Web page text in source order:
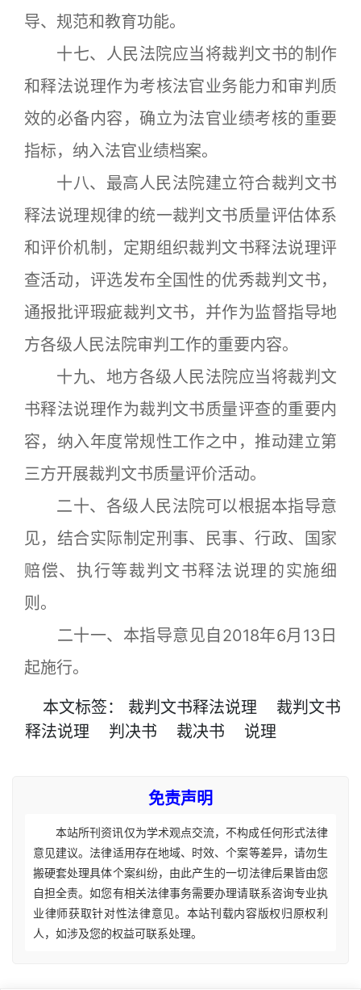
导、规范和教育功能。
十七、人民法院应当将裁判文书的制作
和释法说理作为考核法官业务能力和审判质
效的必备内容，确立为法官业绩考核的重要
指标，纳入法官业绩档案。
十八、最高人民法院建立符合裁判文书
释法说理规律的统一裁判文书质量评估体系
和评价机制，定期组织裁判文书释法说理评
查活动，评选发布全国性的优秀裁判文书，
通报批评瑕疵裁判文书，并作为监督指导地
方各级人民法院审判工作的重要内容。
十九、地方各级人民法院应当将裁判文
书释法说理作为裁判文书质量评查的重要内
容，纳入年度常规性工作之中，推动建立第
三方开展裁判文书质量评价活动。
二十、各级人民法院可以根据本指导意
见，结合实际制定刑事、民事、行政、国家
赔偿、执行等裁判文书释法说理的实施细
则。
二十一、本指导意见自2018年6月13日
起施行。
本文标签： 裁判文书释法说理
裁判文书
释法说理
判决书 裁决书 说理
免责声明
本站所刊资讯仅为学术观点交流，不构成任何形式法律
意见建议。法律适用存在地域、时效、个案等差异，请勿生
搬硬套处理具体个案纠纷，由此产生的一切法律后果皆由您
自担全责。如您有相关法律事务需要办理请联系咨询专业执
业律师获取针对性法律意见。本站刊载内容版权归原权利
人，如涉及您的权益可联系处理。